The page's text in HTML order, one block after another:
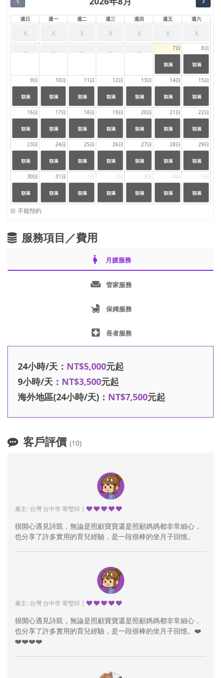
週日 週一 週二 週三 週四 週五 週六
x x x x x x
x
x
x x x x 7日 8日
額滿
|
23:59
額滿
|
23:59
9日 10日 11日 12日 13日 14日 15日
額滿
|
23:59
額滿
|
23:59
額滿
|
23:59
額滿
|
23:59
額滿
|
23:59
額滿
|
23:59
額滿
|
23:59
16日 17日 18日 19日 20日 21日 22日
額滿
|
23:59
額滿
|
23:59
額滿
|
23:59
額滿
|
23:59
額滿
|
23:59
額滿
|
23:59
額滿
|
23:59
23日 24日 25日 26日 27日 28日 29日
額滿
|
23:59
額滿
|
23:59
額滿
|
23:59
額滿
|
23:59
額滿
|
23:59
額滿
|
23:59
額滿
|
23:59
30日 31日 1日 2日 3日 4日 5日
額滿
|
23:59
額滿
|
23:59
額滿
|
23:59
額滿
|
23:59
額滿
|
23:59
額滿
|
23:59
額滿
|
23:59
不能預約
服務項目／費用
pregnant_woman 月嫂服務
weekend 管家服務
child_friendly 保姆服務
local_hospital 長者服務
24小時/天： NT$5,000元起
9小時/天： NT$3,500元起
海外地區(24小時/天)： NT$7,500元起
客戶評價 (10)
雇主: 台灣 台中市 宥瑩邱 |
很開心遇見詩凱，無論是照顧寶寶還是照顧媽媽都非常細心，
也分享了許多實用的育兒經驗，是一段很棒的坐月子回憶。
雇主: 台灣 台中市 宥瑩邱 |
很開心遇見詩凱，無論是照顧寶寶還是照顧媽媽都非常細心，
也分享了許多實用的育兒經驗，是一段很棒的坐月子回憶。❤️
❤️❤️❤️❤️